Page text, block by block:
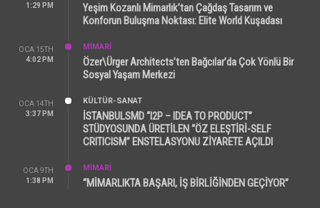
1:29 PM
Yeşim Kozanlı Mimarlık’tan Çağdaş Tasarım ve
Konforun Buluşma Noktası: Elite World Kuşadası
OCA 15TH
4:02 PM
MİMARİ
Özer\Ürger Architects’ten Bağcılar’da Çok Yönlü Bir
Sosyal Yaşam Merkezi
OCA 14TH
3:37 PM
KÜLTÜR-SANAT
İSTANBULSMD “I2P – IDEA TO PRODUCT”
STÜDYOSUNDA ÜRETİLEN “ÖZ ELEŞTİRİ-SELF
CRITICISM” ENSTELASYONU ZİYARETE AÇILDI
OCA 9TH
1:38 PM
MİMARİ
“MİMARLIKTA BAŞARI, İŞ BİRLİĞİNDEN GEÇİYOR”